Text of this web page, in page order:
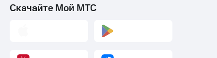
Скачайте Мой МТС